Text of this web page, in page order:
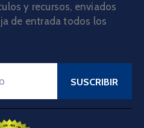
y recursos, enviados
de entrada todos los